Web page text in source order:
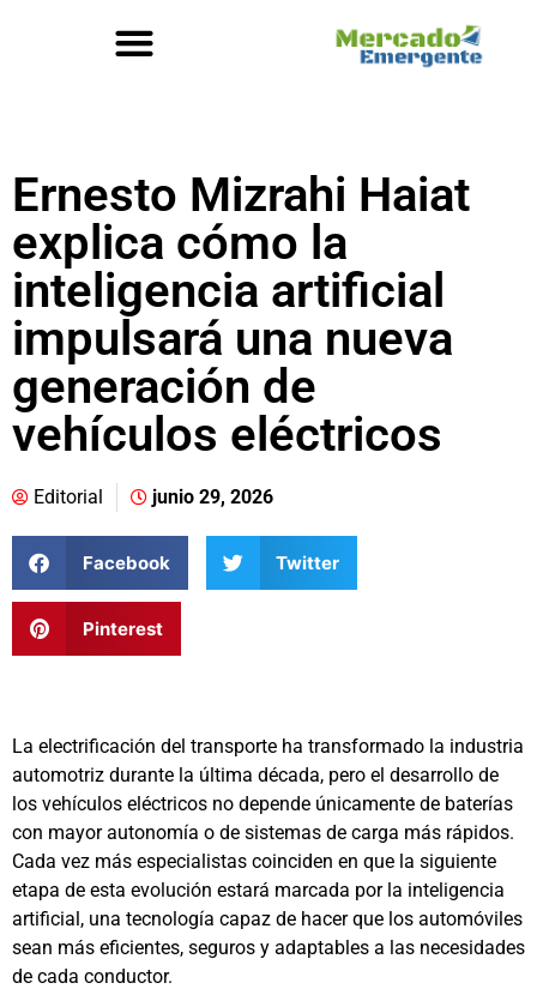
Ernesto Mizrahi Haiat
explica cómo la
inteligencia artificial
impulsará una nueva
generación de
vehículos eléctricos
Editorial junio 29, 2026
Facebook Twitter
Pinterest
La electrificación del transporte ha transformado la industria
automotriz durante la última década, pero el desarrollo de
los vehículos eléctricos no depende únicamente de baterías
con mayor autonomía o de sistemas de carga más rápidos.
Cada vez más especialistas coinciden en que la siguiente
etapa de esta evolución estará marcada por la inteligencia
artificial, una tecnología capaz de hacer que los automóviles
sean más eficientes, seguros y adaptables a las necesidades
de cada conductor.